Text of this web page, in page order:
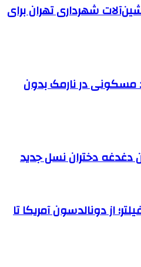
ماشین‌آلات شهرداری تهران برای
مسکونی در نارمک بدون
دغدغه دختران نسل جدید
از دونالدسون آمریکا تا